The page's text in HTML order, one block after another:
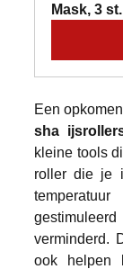
Mask, 3 st.
Een
sha
kleine tools
roller die je
verminderd.
ook helpen